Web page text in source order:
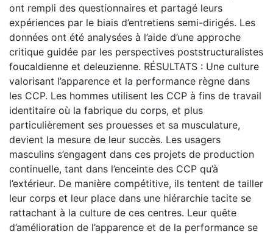
ont rempli des questionnaires et partagé leurs
expériences par le biais d’entretiens semi-dirigés. Les
données ont été analysées à l’aide d’une approche
critique guidée par les perspectives poststructuralistes
foucaldienne et deleuzienne. RÉSULTATS : Une culture
valorisant l’apparence et la performance règne dans
les CCP. Les hommes utilisent les CCP à fins de travail
identitaire où la fabrique du corps, et plus
particulièrement ses prouesses et sa musculature,
devient la mesure de leur succès. Les usagers
masculins s’engagent dans ces projets de production
continuelle, tant dans l’enceinte des CCP qu’à
l’extérieur. De manière compétitive, ils tentent de tailler
leur corps et leur place dans une hiérarchie tacite se
rattachant à la culture de ces centres. Leur quête
d’amélioration de l’apparence et de la performance se